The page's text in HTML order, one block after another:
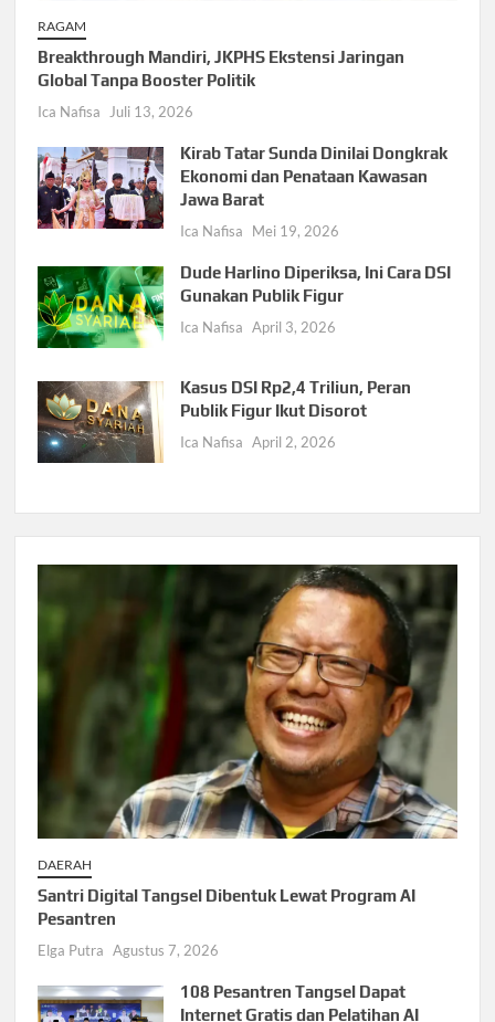
RAGAM
Breakthrough Mandiri, JKPHS Ekstensi Jaringan
Global Tanpa Booster Politik
Ica Nafisa Juli 13, 2026
Kirab Tatar Sunda Dinilai Dongkrak
Ekonomi dan Penataan Kawasan
Jawa Barat
Ica Nafisa Mei 19, 2026
Dude Harlino Diperiksa, Ini Cara DSI
Gunakan Publik Figur
Ica Nafisa April 3, 2026
Kasus DSI Rp2,4 Triliun, Peran
Publik Figur Ikut Disorot
Ica Nafisa April 2, 2026
DAERAH
Santri Digital Tangsel Dibentuk Lewat Program AI
Pesantren
Elga Putra Agustus 7, 2026
108 Pesantren Tangsel Dapat
Internet Gratis dan Pelatihan AI